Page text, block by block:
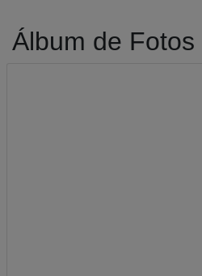
Álbum de Fotos